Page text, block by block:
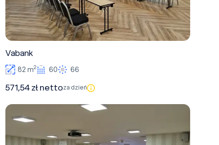
Vabank
82 m2 60 66
571,54 zł nettoza dzień